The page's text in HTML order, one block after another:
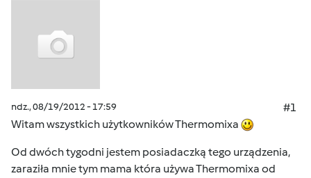
ndz., 08/19/2012 - 17:59
#1
Witam wszystkich użytkowników Thermomixa
Od dwóch tygodni jestem posiadaczką tego urządzenia,
zaraziła mnie tym mama która używa Thermomixa od